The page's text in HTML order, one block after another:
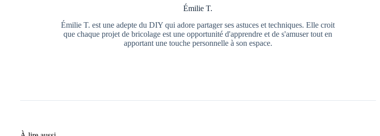
Émilie T.
Émilie T. est une adepte du DIY qui adore partager ses astuces et techniques. Elle croit
que chaque projet de bricolage est une opportunité d'apprendre et de s'amuser tout en
apportant une touche personnelle à son espace.